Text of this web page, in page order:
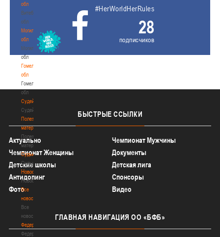
обл
Витебская
обл
Могилевская
обл
Могилевская
обл
Гомельская
обл
Гомельская
обл
Судейство
Судейство
Полезные
материалы
Полезные
материалы
Судьи
Судьи
Новости
Новости
Все
новости
Все
новости
Федерация
Федерация
#HerWorldHerRules
28
подписчиков
БЫСТРЫЕ ССЫЛКИ
Актуально
Чемпионат Мужчины
Чемпионат Женщины
Документы
Детские школы
Детская лига
Антидопинг
Спонсоры
Фото
Видео
ГЛАВНАЯ НАВИГАЦИЯ ОО «БФБ»